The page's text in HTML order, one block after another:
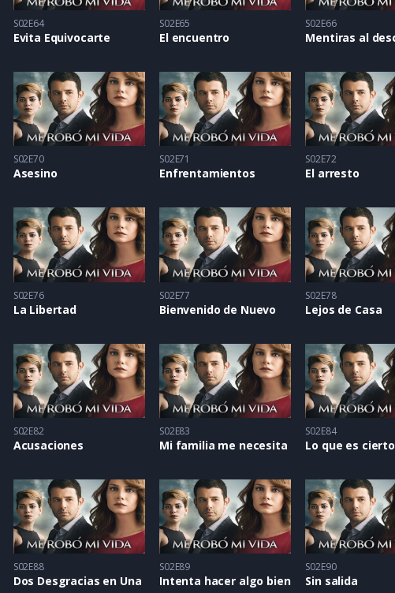
S02E64
Evita Equivocarte
S02E65
El encuentro
S02E66
S02E70
Asesino
S02E71
Enfrentamientos
S02E72
El arresto
S02E76
La Libertad
S02E77
Bienvenido de Nuevo
S02E78
Lejos de Casa
S02E82
Acusaciones
S02E83
Mi familia me necesita
S02E84
Lo que es cierto
S02E88
Dos Desgracias en Una
S02E89
Intenta hacer algo bien
S02E90
Sin salida